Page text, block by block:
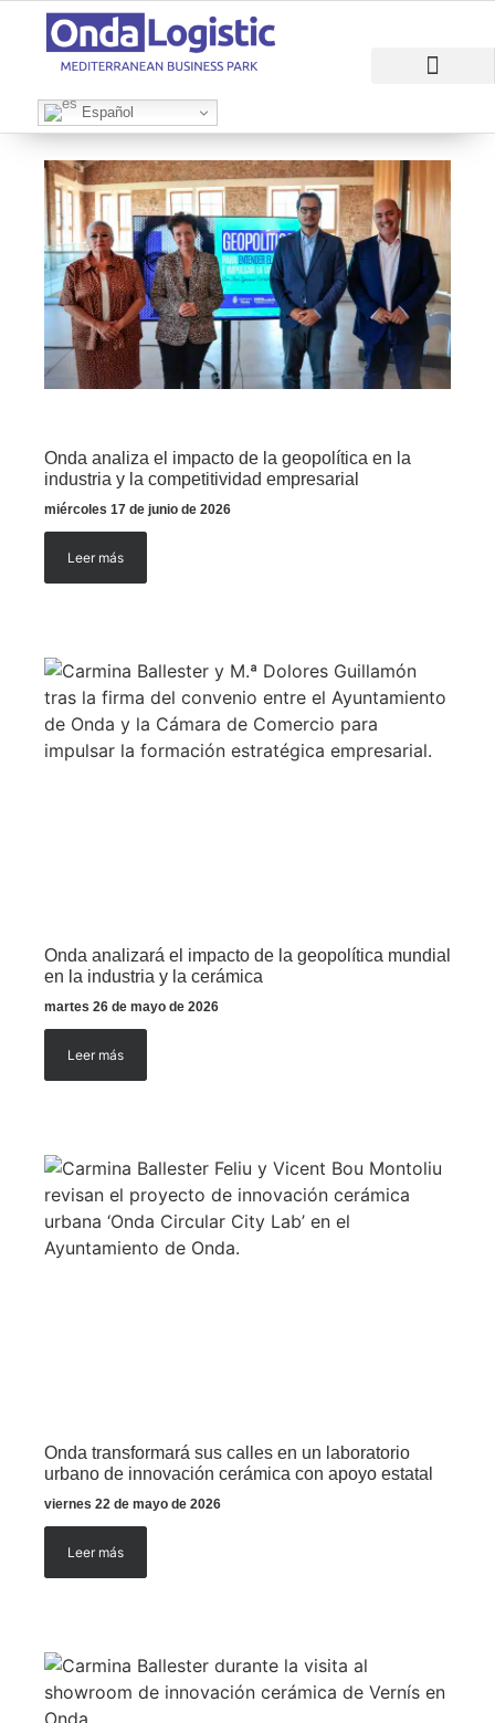
Español
Onda analiza el impacto de la geopolítica en la
industria y la competitividad empresarial
miércoles 17 de junio de 2026
Leer más
Onda analizará el impacto de la geopolítica mundial
en la industria y la cerámica
martes 26 de mayo de 2026
Leer más
Onda transformará sus calles en un laboratorio
urbano de innovación cerámica con apoyo estatal
viernes 22 de mayo de 2026
Leer más